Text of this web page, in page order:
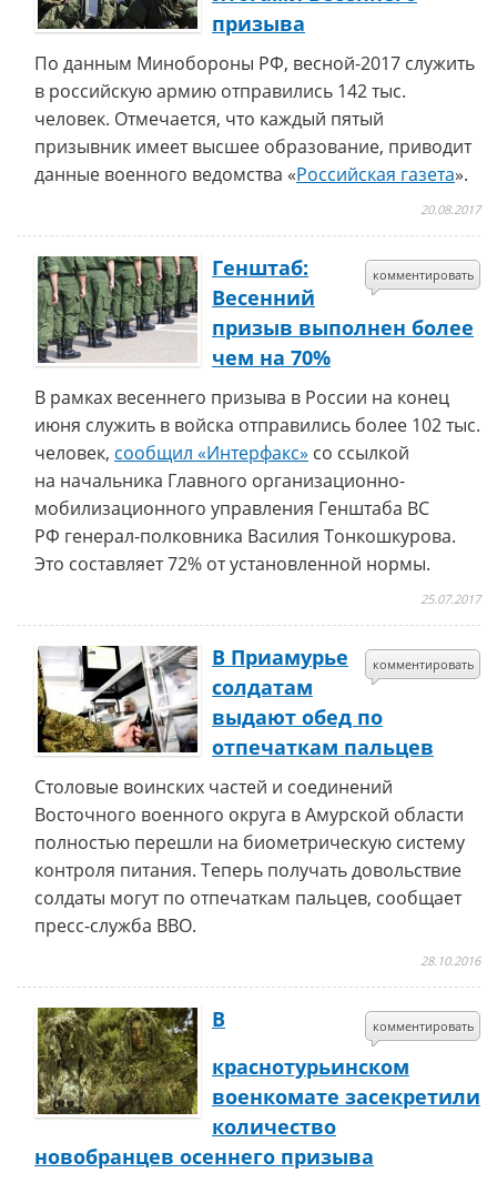
призыва
По данным Минобороны РФ, весной-2017 служить
в российскую армию отправились 142 тыс.
человек. Отмечается, что каждый пятый
призывник имеет высшее образование, приводит
данные военного ведомства «Российская газета».
20.08.2017
комментировать
Генштаб:
Весенний
призыв выполнен более
чем на 70%
В рамках весеннего призыва в России на конец
июня служить в войска отправились более 102 тыс.
человек, сообщил «Интерфакс» со ссылкой
на начальника Главного организационно-
мобилизационного управления Генштаба ВС
РФ генерал-полковника Василия Тонкошкурова.
Это составляет 72% от установленной нормы.
25.07.2017
комментировать
В Приамурье
солдатам
выдают обед по
отпечаткам пальцев
Столовые воинских частей и соединений
Восточного военного округа в Амурской области
полностью перешли на биометрическую систему
контроля питания. Теперь получать довольствие
солдаты могут по отпечаткам пальцев, сообщает
пресс-служба ВВО.
28.10.2016
комментировать
В
краснотурьинском
военкомате засекретили
количество
новобранцев осеннего призыва